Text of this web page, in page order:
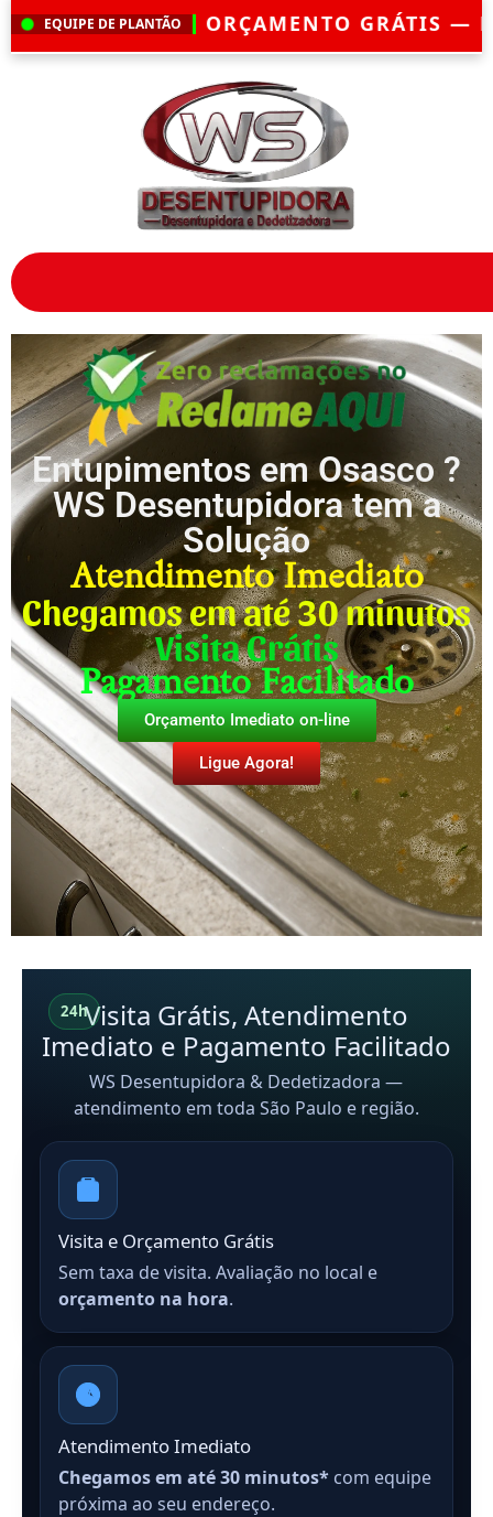
EQUIPE DE PLANTÃO
GRÁTIS — EMERGÊNCIA?
Entupimentos em Osasco ?
WS Desentupidora tem a
Solução
Atendimento Imediato
Chegamos em até 30 minutos
Visita Grátis
Pagamento Facilitado
Orçamento Imediato on-line
Ligue Agora!
24hVisita Grátis, Atendimento
Imediato e Pagamento Facilitado
WS Desentupidora & Dedetizadora —
atendimento em toda São Paulo e região.
Visita e Orçamento Grátis
Sem taxa de visita. Avaliação no local e
orçamento na hora.
Atendimento Imediato
Chegamos em até 30 minutos* com equipe
próxima ao seu endereço.